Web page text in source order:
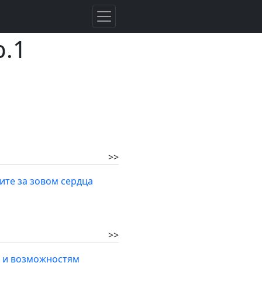
>>
за зовом сердца
>>
и возможностям